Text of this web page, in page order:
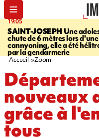
19:05
SAINT-JOSEPH Une
chute de 6 mètres lors
cannyoning, elle a été
par la gendarmerie
Accueil Zoom
nouveaux
grâce à
tous